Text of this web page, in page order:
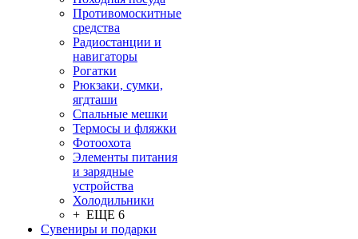
Противомоскитные
средства
Радиостанции и
навигаторы
Рогатки
Рюкзаки, сумки,
ягдташи
Спальные мешки
Термосы и фляжки
Фотоохота
Элементы питания
и зарядные
устройства
Холодильники
+ ЕЩЕ 6
Сувениры и подарки